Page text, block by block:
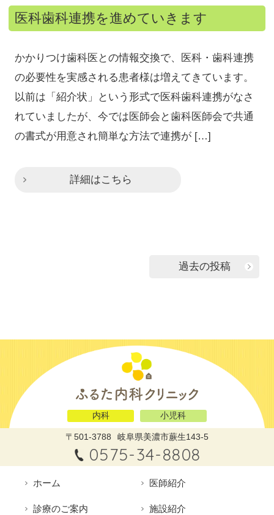
医科歯科連携を進めていきます
かかりつけ歯科医との情報交換で、医科・歯科連携
の必要性を実感される患者様は増えてきています。
以前は「紹介状」という形式で医科歯科連携がなさ
れていましたが、今では医師会と歯科医師会で共通
の書式が用意され簡単な方法で連携が […]
詳細はこちら
ン
過去の投稿
内科 小児科
〒501-3788 岐阜県美濃市蕨生143-5
0575-34-8808
ホーム 医師紹介
診療のご案内 施設紹介